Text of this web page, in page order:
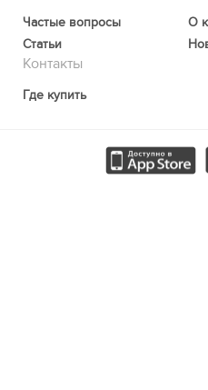
Частые вопросы
Статьи
О
Контакты
Где купить